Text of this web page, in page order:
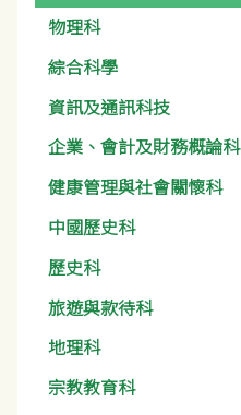
物理科
綜合科學
資訊及通訊科技
企業、會計及財務概論科
健康管理與社會關懷科
中國歷史科
歷史科
旅遊與款待科
地理科
宗教教育科